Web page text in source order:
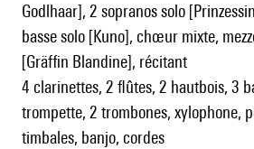
Godlhaar], 2 sopranos solo
basse solo [Kuno], chœur mixte,
[Gräffin Blandine], récitant
4 clarinettes, 2 flûtes, 2 hautbois, 3
trompette, 2 trombones, xylophone,
timbales, banjo, cordes